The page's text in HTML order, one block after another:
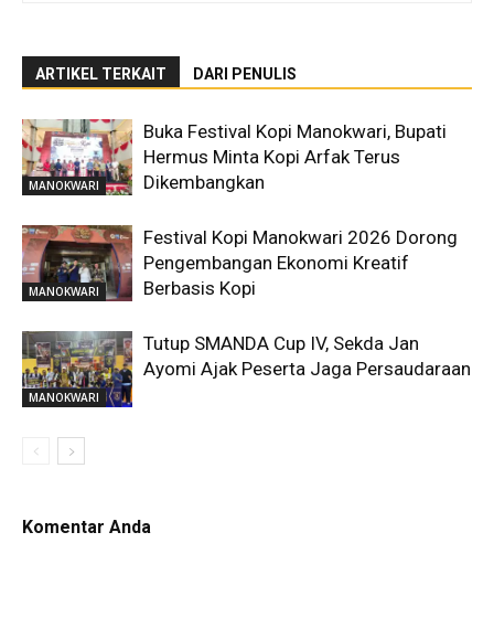
ARTIKEL TERKAIT DARI PENULIS
MANOKWARI
Buka Festival Kopi Manokwari, Bupati
Hermus Minta Kopi Arfak Terus
Dikembangkan
MANOKWARI
Festival Kopi Manokwari 2026 Dorong
Pengembangan Ekonomi Kreatif
Berbasis Kopi
MANOKWARI
Tutup SMANDA Cup IV, Sekda Jan
Ayomi Ajak Peserta Jaga Persaudaraan
Komentar Anda